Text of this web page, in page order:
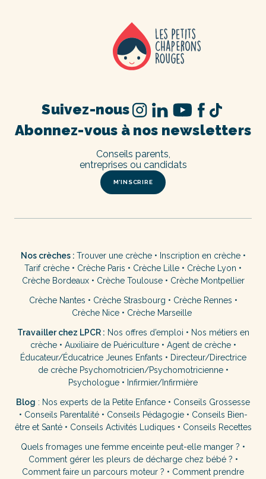
Abonnez-vous à nos newsletters
M’INSCRIRE
Conseils parents,
entreprises ou candidats
Suivez-nous
Nos crèches : Trouver une crèche• Inscription en crèche•
Tarif crèche • Crèche Paris • Crèche Lille • Crèche Lyon •
Crèche Bordeaux• Crèche Toulouse• Crèche Montpellier
Crèche Nantes • Crèche Strasbourg • Crèche Rennes •
Crèche Nice • Crèche Marseille
Travailler chez LPCR : Nos offres d’emploi • Nos métiers en
crèche• Auxiliaire de Puériculture• Agent de crèche•
Éducateur/Éducatrice Jeunes Enfants • Directeur/Directrice
de crèche Psychomotricien/Psychomotricienne•
Psychologue • Infirmier/Infirmière
Blog : Nos experts de la Petite Enfance • Conseils Grossesse
• Conseils Parentalité• Conseils Pédagogie• Conseils Bien-
être et Santé• Conseils Activités Ludiques • Conseils Recettes
Quels fromages une femme enceinte peut-elle manger ? •
Comment gérer les pleurs de décharge chez bébé ? •
Comment faire un parcours moteur ? • Comment prendre